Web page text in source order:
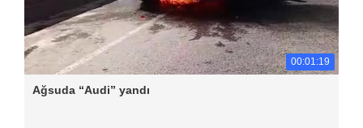
00:01:19
Ağsuda “Audi” yandı